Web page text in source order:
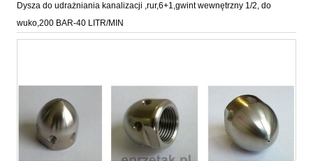
Dysza do udrażniania kanalizacji ,rur,6+1,gwint wewnętrzny 1/2, do
wuko,200 BAR-40 LITR/MIN